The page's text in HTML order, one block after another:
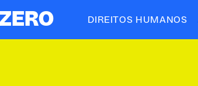
ZERO DIREITOS HUMANOS